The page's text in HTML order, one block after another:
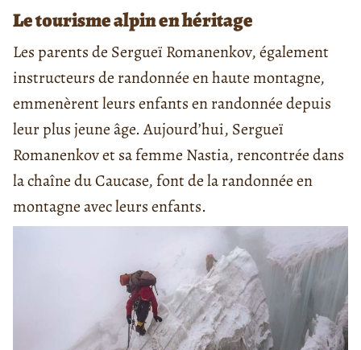
Le tourisme alpin en héritage
Les parents de Sergueï Romanenkov, également
instructeurs de randonnée en haute montagne,
emmenèrent leurs enfants en randonnée depuis
leur plus jeune âge. Aujourd’hui, Sergueï
Romanenkov et sa femme Nastia, rencontrée dans
la chaîne du Caucase, font de la randonnée en
montagne avec leurs enfants.